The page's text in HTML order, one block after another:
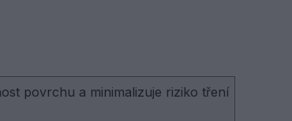
povrchu a minimalizuje riziko tření